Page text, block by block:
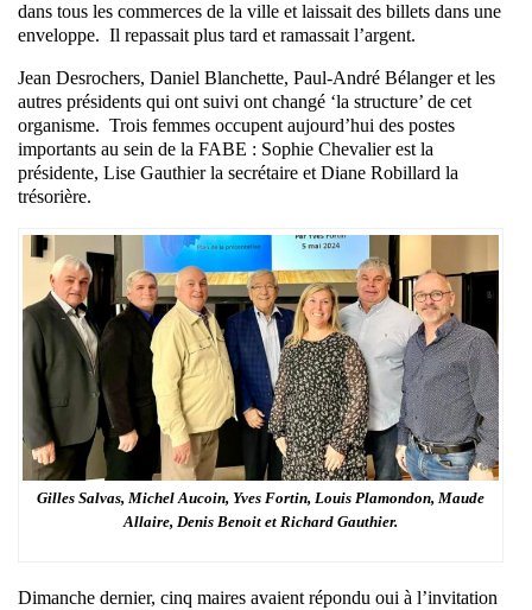
dans tous les commerces de la ville et laissait des billets dans une
enveloppe. Il repassait plus tard et ramassait l’argent.
Jean Desrochers, Daniel Blanchette, Paul-André Bélanger et les
autres présidents qui ont suivi ont changé ‘la structure’ de cet
organisme. Trois femmes occupent aujourd’hui des postes
importants au sein de la FABE : Sophie Chevalier est la
présidente, Lise Gauthier la secrétaire et Diane Robillard la
trésorière.
Gilles Salvas, Michel Aucoin, Yves Fortin, Louis Plamondon, Maude
Allaire, Denis Benoit et Richard Gauthier.
Dimanche dernier, cinq maires avaient répondu oui à l’invitation